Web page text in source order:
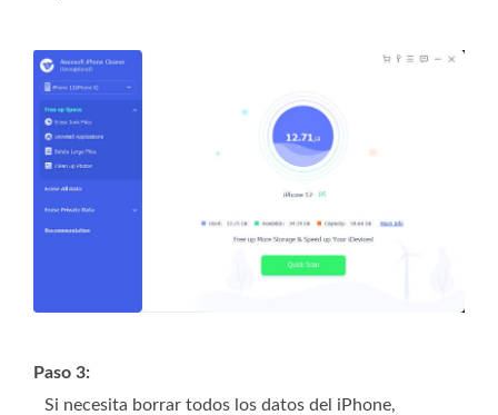
Paso 3:
Si necesita borrar todos los datos del iPhone,